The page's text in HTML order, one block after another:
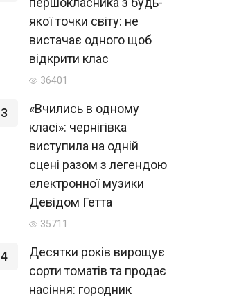
якої точки світу: не
вистачає одного щоб
відкрити клас
36401
3
«Вчились в одному
класі»: чернігівка
виступила на одній
сцені разом з легендою
електронної музики
Девідом Гетта
35711
4
Десятки років вирощує
сорти томатів та продає
насіння: городник